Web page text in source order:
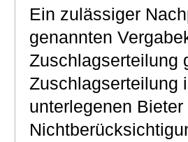
Ein zulässiger
genannten
Zuschlagserteilung
Zuschlagserteilung
unterlegenen